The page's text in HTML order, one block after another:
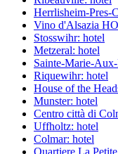
Herrlisheim-Pres-
Vino d'Alsazia
Stosswihr: hotel
Metzeral: hotel
Sainte-Marie-
Riquewihr: hotel
House of the
Munster: hotel
Centro città di
Uffholtz: hotel
Colmar: hotel
Quartiere La